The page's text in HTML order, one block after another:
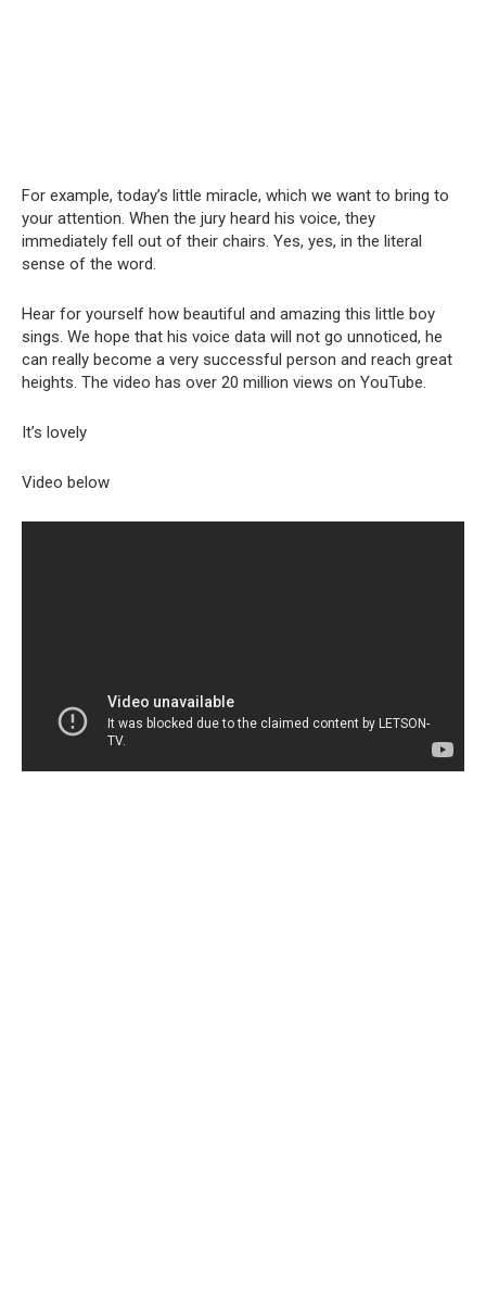
For example, today’s little miracle, which we want to bring to
your attention. When the jury heard his voice, they
immediately fell out of their chairs. Yes, yes, in the literal
sense of the word.
Hear for yourself how beautiful and amazing this little boy
sings. We hope that his voice data will not go unnoticed, he
can really become a very successful person and reach great
heights. The video has over 20 million views on YouTube.
It’s lovely
Video below